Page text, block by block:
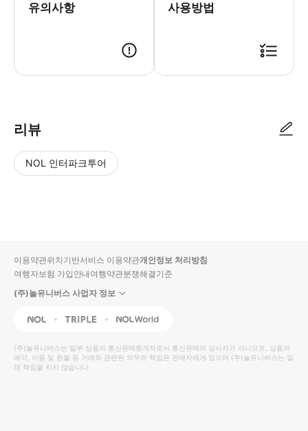
유의사항 사용방법
리뷰
NOL 인터파크투어
입니
다.
높
은
순
동
영
상
순
상
이용약관위치기반서비스 이용약관개인정보 처리방침
여행자보험 가입안내여행약관분쟁해결기준
(주)놀유니버스 사업자 정보
NOL Triple Interpark Global
(주)놀유니버스는 일부 상품의 통신판매중개자로서 통신판매의 당사자가 아니므로, 상품의
예약, 이용 및 환불 등 거래와 관련된 의무와 책임은 판매자에게 있으며 (주)놀유니버스는 일
체 책임을 지지 않습니다.